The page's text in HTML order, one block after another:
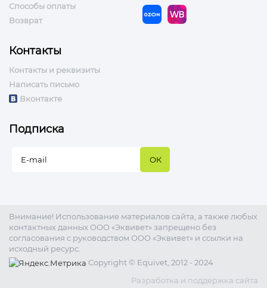
Способы оплаты
Возврат
Контакты
Контакты и реквизиты
Написать письмо
Вконтакте
Подписка
Внимание! Использование материалов сайта, а также любых
контактных данных ООО «Эквивет» запрещено без
согласования с руководством ООО «Эквивет» и ссылки на
исходный ресурс.
Copyright © Equivet, 2012 - 2024
Разработка и поддержка сайта